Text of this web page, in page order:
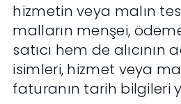
hizmetin veya malın
malların menşei,
satıcı hem de alıcının
isimleri, hizmet veya
faturanın tarih bilgileri